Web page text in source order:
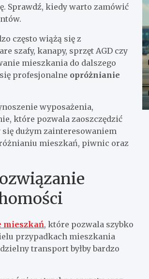
Sprawdź, kiedy warto zamówić
często wiążą się z
szafy, kanapy, sprzęt AGD czy
mieszkania do dalszego
profesjonalne opróżnianie
wyposażenia,
które pozwala zaoszczędzić
dużym zainteresowaniem
mieszkań, piwnic oraz
mieszkań, które pozwala szybko
przypadkach mieszkania
transport byłby bardzo